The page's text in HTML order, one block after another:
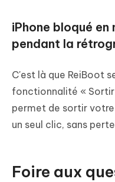
iPhone bloqué
pendant la
C'est là que ReiBoot
fonctionnalité «
permet de sortir
un seul clic, sans
Foire aux